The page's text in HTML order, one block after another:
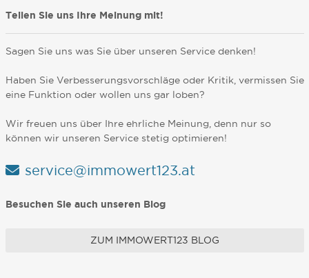
Teilen Sie uns Ihre Meinung mit!
Sagen Sie uns was Sie über unseren Service denken!
Haben Sie Verbesserungsvorschläge oder Kritik, vermissen Sie
eine Funktion oder wollen uns gar loben?
Wir freuen uns über Ihre ehrliche Meinung, denn nur so
können wir unseren Service stetig optimieren!
service@immowert123.at
Besuchen Sie auch unseren Blog
ZUM IMMOWERT123 BLOG